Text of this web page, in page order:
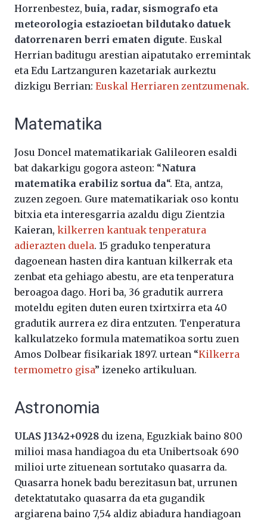
Horrenbestez,buia, radar, sismografo eta
meteorologia estazioetan bildutako datuek
datorrenaren berri ematen digute. Euskal
Herrian baditugu arestian aipatutako erremintak
eta Edu Lartzanguren kazetariak aurkeztu
dizkigu Berrian: Euskal Herriaren zentzumenak.
Matematika
Josu Doncel matematikariak Galileoren esaldi
bat dakarkigu gogora asteon: “Natura
matematika erabiliz sortua da“. Eta, antza,
zuzen zegoen. Gure matematikariak oso kontu
bitxia eta interesgarria azaldu digu Zientzia
Kaieran, kilkerren kantuak tenperatura
adierazten duela. 15 graduko tenperatura
dagoenean hasten dira kantuan kilkerrak eta
zenbat eta gehiago abestu, are eta tenperatura
beroagoa dago. Hori ba, 36 gradutik aurrera
moteldu egiten duten euren txirtxirra eta 40
gradutik aurrera ez dira entzuten. Tenperatura
kalkulatzeko formula matematikoa sortu zuen
Amos Dolbear fisikariak 1897. urtean “Kilkerra
termometro gisa” izeneko artikuluan.
Astronomia
ULAS J1342+0928 du izena, Eguzkiak baino 800
milioi masa handiagoa du eta Unibertsoak 690
milioi urte zituenean sortutako quasarra da.
Quasarra honek badu berezitasun bat, urrunen
detektatutako quasarra da eta gugandik
argiarena baino 7,54 aldiz abiadura handiagoan